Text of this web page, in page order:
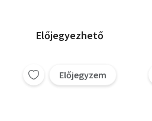
Előjegyezhető
Előjegyzem